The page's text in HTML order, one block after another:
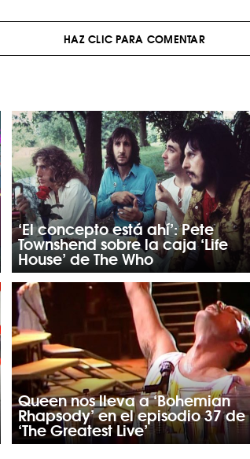
HAZ CLIC PARA COMENTAR
‘El concepto está ahí’: Pete
Townshend sobre la caja ‘Life
House’ de The Who
Queen nos lleva a ‘Bohemian
Rhapsody’ en el episodio 37 de
‘The Greatest Live’